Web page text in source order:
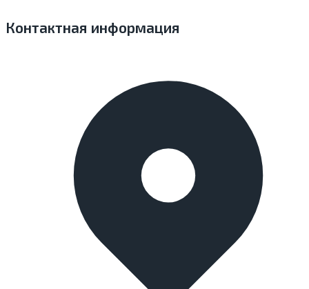
Контактная информация